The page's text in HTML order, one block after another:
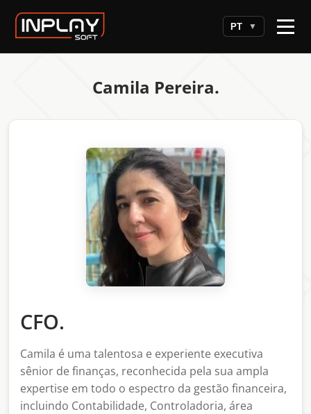
PT ▼
Camila Pereira.
CFO.
Camila é uma talentosa e experiente executiva
sênior de finanças, reconhecida pela sua ampla
expertise em todo o espectro da gestão financeira,
incluindo Contabilidade, Controladoria, área